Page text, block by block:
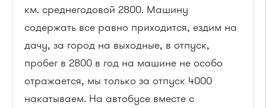
км. среднегодовой 2800. Машину
содержать все равно приходится, ездим на
дачу, за город на выходные, в отпуск,
пробег в 2800 в год на машине не особо
отражается, мы только за отпуск 4000
накатываем. На автобусе вместе с